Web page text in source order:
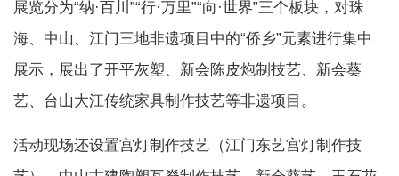
展览分为“纳·百川”“行·万里”“向·世界”三个板块，对珠
海、中山、江门三地非遗项目中的“侨乡”元素进行集中
展示，展出了开平灰塑、新会陈皮炮制技艺、新会葵
艺、台山大江传统家具制作技艺等非遗项目。
活动现场还设置宫灯制作技艺（江门东艺宫灯制作技